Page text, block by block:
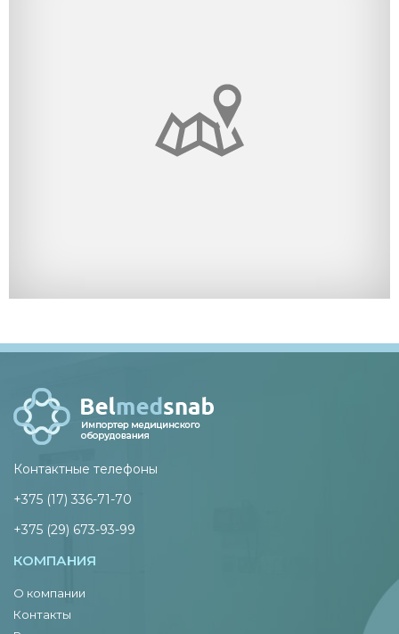
Контактные телефоны
+375 (17) 336-71-70
+375 (29) 673-93-99
КОМПАНИЯ
О компании
Контакты